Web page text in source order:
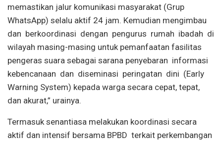
memastikan jalur komunikasi masyarakat (Grup
WhatsApp) selalu aktif 24 jam. Kemudian mengimbau
dan berkoordinasi dengan pengurus rumah ibadah di
wilayah masing-masing untuk pemanfaatan fasilitas
pengeras suara sebagai sarana penyebaran informasi
kebencanaan dan diseminasi peringatan dini (Early
Warning System) kepada warga secara cepat, tepat,
dan akurat,” urainya.
Termasuk senantiasa melakukan koordinasi secara
aktif dan intensif bersama BPBD terkait perkembangan